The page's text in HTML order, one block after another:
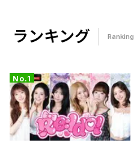
ランキング Ranking